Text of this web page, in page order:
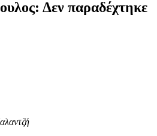
Δεν παραδέχτηκε